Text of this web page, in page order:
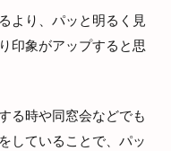
より、パッと明るく見
印象がアップすると思
る時や同窓会などでも
していることで、パッ